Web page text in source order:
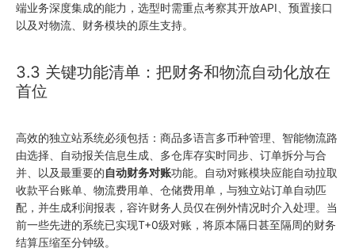
端业务深度集成的能力，选型时需重点考察其开放API、预置接口
以及对物流、财务模块的原生支持。
3.3 关键功能清单：把财务和物流自动化放在
首位
高效的独立站系统必须包括：商品多语言多币种管理、智能物流路
由选择、自动报关信息生成、多仓库存实时同步、订单拆分与合
并、以及最重要的自动财务对账功能。自动对账模块应能自动拉取
收款平台账单、物流费用单、仓储费用单，与独立站订单自动匹
配，并生成利润报表，容许财务人员仅在例外情况时介入处理。当
前一些先进的系统已实现T+0级对账，将原本隔日甚至隔周的财务
结算压缩至分钟级。